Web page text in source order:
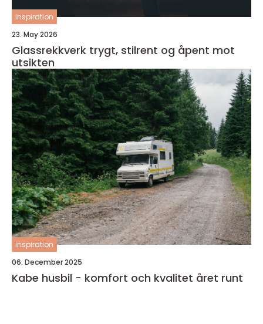
inspiration
23. May 2026
Glassrekkverk trygt, stilrent og åpent mot
utsikten
inspiration
06. December 2025
Kabe husbil - komfort och kvalitet året runt